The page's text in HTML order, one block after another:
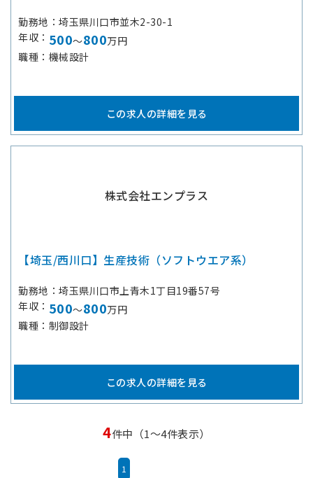
勤務地
埼玉県川口市並木2-30-1
年収
500～800万円
職種
機械設計
この求人の詳細を見る
株式会社エンプラス
【埼玉/西川口】生産技術（ソフトウエア系）
勤務地
埼玉県川口市上青木1丁目19番57号
年収
500～800万円
職種
制御設計
この求人の詳細を見る
4件中（1～4件表示）
1